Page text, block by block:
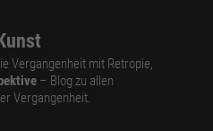
Vergangenheit mit Retropie,
– Blog zu allen
Vergangenheit.